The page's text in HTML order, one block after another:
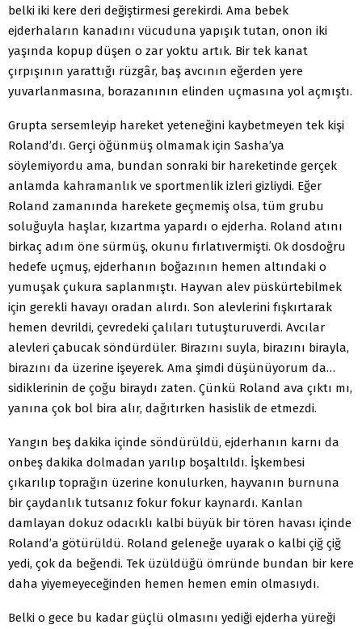
belki iki kere deri değiştirmesi gerekirdi. Ama bebek
ejderhaların kanadını vücuduna yapışık tutan, onon iki
yaşında kopup düşen o zar yoktu artık. Bir tek kanat
çırpışının yarattığı rüzgâr, baş avcının eğerden yere
yuvarlanmasına, borazanının elinden uçmasına yol açmıştı.
Grupta sersemleyip hareket yeteneğini kaybetmeyen tek kişi
Roland’dı. Gerçi öğünmüş olmamak için Sasha’ya
söylemiyordu ama, bundan sonraki bir hareketinde gerçek
anlamda kahramanlık ve sportmenlik izleri gizliydi. Eğer
Roland zamanında harekete geçmemiş olsa, tüm grubu
soluğuyla haşlar, kızartma yapardı o ejderha. Roland atını
birkaç adım öne sürmüş, okunu fırlatıvermişti. Ok dosdoğru
hedefe uçmuş, ejderhanın boğazının hemen altındaki o
yumuşak çukura saplanmıştı. Hayvan alev püskürtebilmek
için gerekli havayı oradan alırdı. Son alevlerini fışkırtarak
hemen devrildi, çevredeki çalıları tutuşturuverdi. Avcılar
alevleri çabucak söndürdüler. Birazını suyla, birazını birayla,
birazını da üzerine işeyerek. Ama şimdi düşünüyorum da…
sidiklerinin de çoğu biraydı zaten. Çünkü Roland ava çıktı mı,
yanına çok bol bira alır, dağıtırken hasislik de etmezdi.
Yangın beş dakika içinde söndürüldü, ejderhanın karnı da
onbeş dakika dolmadan yarılıp boşaltıldı. İşkembesi
çıkarılıp toprağın üzerine konulurken, hayvanın burnuna
bir çaydanlık tutsanız fokur fokur kaynardı. Kanlan
damlayan dokuz odacıklı kalbi büyük bir tören havası içinde
Roland’a götürüldü. Roland geleneğe uyarak o kalbi çiğ çiğ
yedi, çok da beğendi. Tek üzüldüğü ömründe bundan bir kere
daha yiyemeyeceğinden hemen hemen emin olmasıydı.
Belki o gece bu kadar güçlü olmasını yediği ejderha yüreği